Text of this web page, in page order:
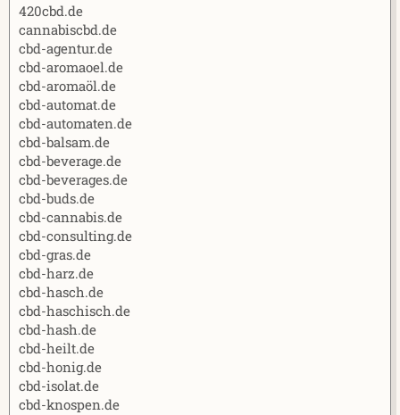
420cbd.de
cannabiscbd.de
cbd-agentur.de
cbd-aromaoel.de
cbd-aromaöl.de
cbd-automat.de
cbd-automaten.de
cbd-balsam.de
cbd-beverage.de
cbd-beverages.de
cbd-buds.de
cbd-cannabis.de
cbd-consulting.de
cbd-gras.de
cbd-harz.de
cbd-hasch.de
cbd-haschisch.de
cbd-hash.de
cbd-heilt.de
cbd-honig.de
cbd-isolat.de
cbd-knospen.de